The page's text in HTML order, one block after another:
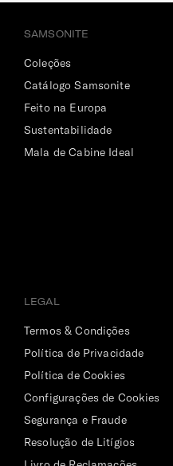
SAMSONITE
Coleções
Catálogo Samsonite
Feito na Europa
Sustentabilidade
Mala de Cabine Ideal
LEGAL
Termos & Condições
Política de Privacidade
Política de Cookies
Configurações de Cookies
Segurança e Fraude
Resolução de Litígios